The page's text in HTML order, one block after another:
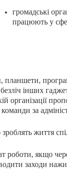
громадські
працюють у
планшети,
інших
організації
за
життя
роботи, якщо
заходи